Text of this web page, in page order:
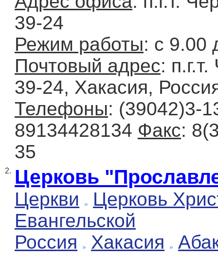
39-24
Режим работы: с 9.00
Почтовый адрес:
39-24, Хакасия,
Телефоны: (39042)3-
89134428134 Факс:
35
2. Церковь
Церкви
Церковь
Евангельской
Россия
Хакасия